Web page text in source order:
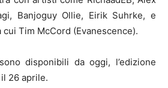
Banjoguy Ollie, Eirik Suhrke, e
Tim McCord (Evanescence).
disponibili da oggi, l’edizione
26 aprile.